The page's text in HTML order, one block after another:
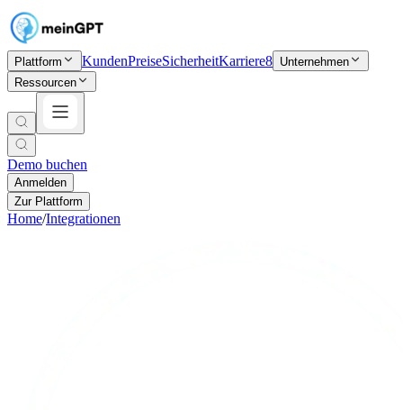
Plattform KundenPreiseSicherheitKarriere8 Unternehmen
Ressourcen
Demo buchen
Anmelden
Zur Plattform
Home/Integrationen